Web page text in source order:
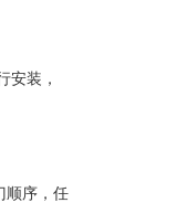
安装，
顺序，任